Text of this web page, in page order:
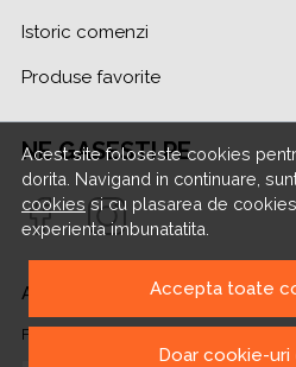
Acest site foloseste cookies
dorita. Navigand in continuare,
cookiessi cu plasarea de
experienta imbunatatita.
Accepta toate
Doar cookie-uri
Istoric comenzi
Produse favorite
NE GASESTI PE
ABONEAZA-TE LA
Fii la curent cu toate promotiile si